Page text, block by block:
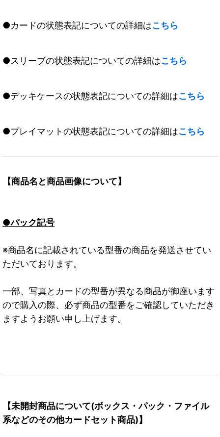
●カードの状態表記についての詳細はこちら
●スリーブの状態表記についての詳細はこちら
●デッキケースの状態表記についての詳細はこちら
●プレイマットの状態表記についての詳細はこちら
【商品名と商品画像について】
●パック記号
※商品名に記載されている型番の商品を発送させてい
ただいております。
一部、写真とカードの型番が異なる商品が御座います
ので購入の際、必ず商品の型番をご確認していただき
ますようお願い申し上げます。
【未開封商品について(ボックス・パック・ファイル
系などのその他カードセット商品)】